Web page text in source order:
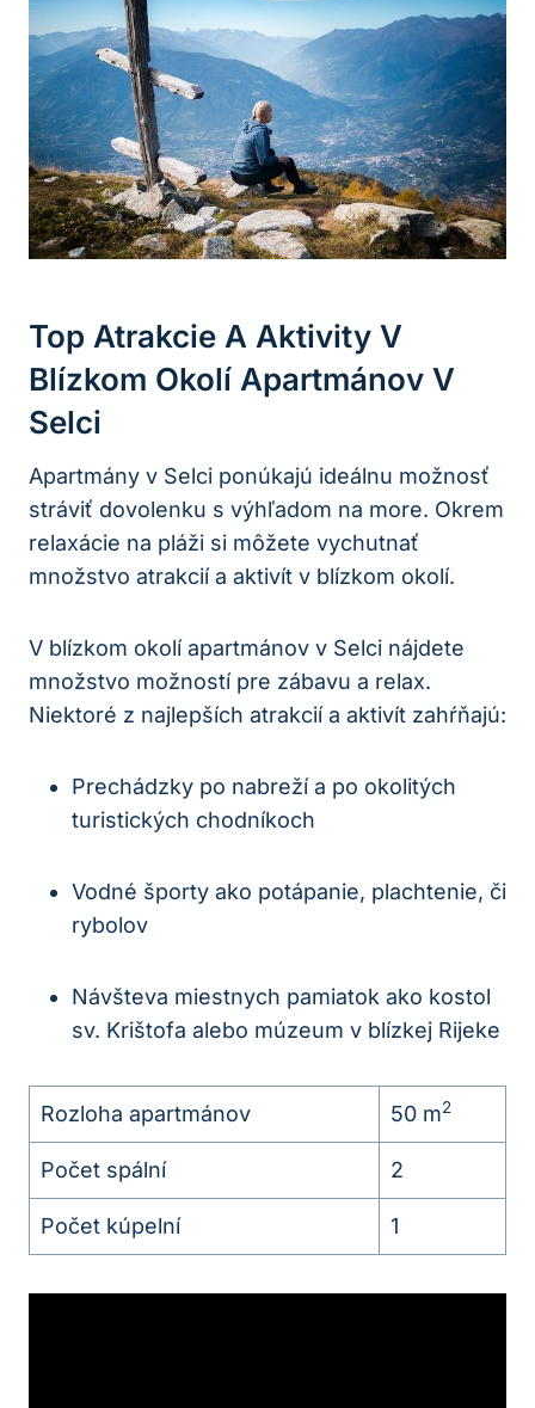
Top Atrakcie A Aktivity V
Blízkom Okolí Apartmánov V
Selci
Apartmány v Selci ponúkajú ideálnu možnosť
stráviť dovolenku s výhľadom na more. Okrem
relaxácie na pláži si môžete vychutnať
množstvo atrakcií a aktivít v blízkom okolí.
V blízkom okolí apartmánov v Selci nájdete
množstvo možností pre zábavu a relax.
Niektoré z najlepších atrakcií a aktivít zahŕňajú:
Prechádzky po nabreží a po okolitých
turistických chodníkoch
Vodné športy ako potápanie, plachtenie, či
rybolov
Návšteva miestnych pamiatok ako kostol
sv. Krištofa alebo múzeum v blízkej Rijeke
Rozloha apartmánov 50 m2
Počet spální 2
Počet kúpelní 1